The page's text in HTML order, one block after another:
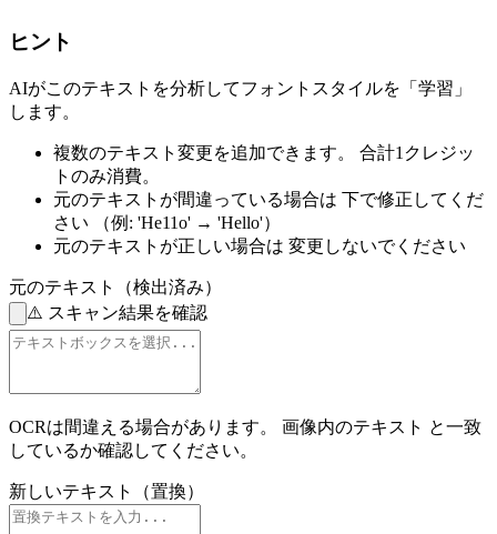
ヒント
AIがこのテキストを分析してフォントスタイルを「学習」
します。
複数のテキスト変更を追加できます。
合計1クレジッ
トのみ消費。
元のテキストが間違っている場合は 下で修正してくだ
さい
（例: 'He11o' → 'Hello'）
元のテキストが正しい場合は 変更しないでください
元のテキスト（検出済み）
⚠️ スキャン結果を確認
OCRは間違える場合があります。 画像内のテキスト と一致
しているか確認してください。
新しいテキスト（置換）